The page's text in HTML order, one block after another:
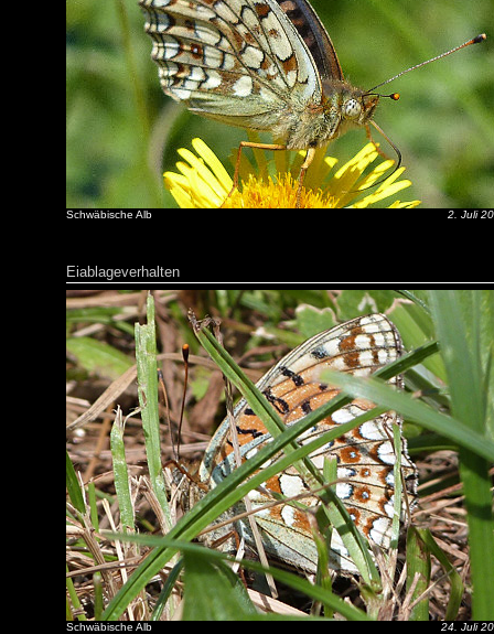
Schwäbische Alb 2. Juli
Eiablageverhalten
Schwäbische Alb 24. Juli